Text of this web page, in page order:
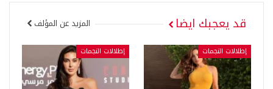
قد يعجبك ايضا المزيد عن المؤلف
إطلالات النجمات إطلالات النجمات